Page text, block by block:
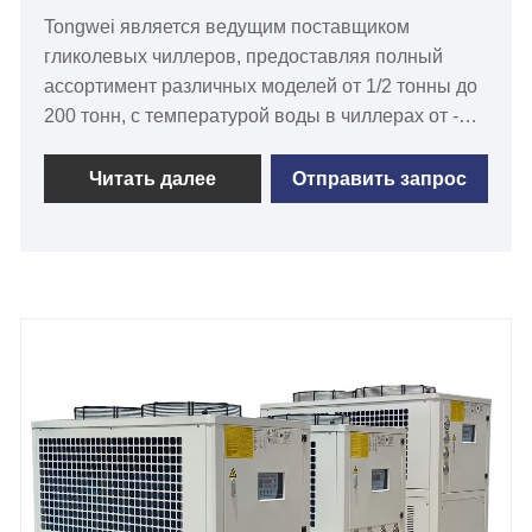
Tongwei является ведущим поставщиком
гликолевых чиллеров, предоставляя полный
ассортимент различных моделей от 1/2 тонны до
200 тонн, с температурой воды в чиллерах от -30
воздушным охлаждением и гликолевые чиллеры
с водяным охлаждением для использование в
резервуаров для брожения, винодельни,
резервуары для брайтинга, охладители сусла,
расфасовка, аварийное охлаждение, ликеро-
водочные заводы и т. д. Наша гликолевая
система охлаждения для винодельческих
Читать далее Отправить запрос